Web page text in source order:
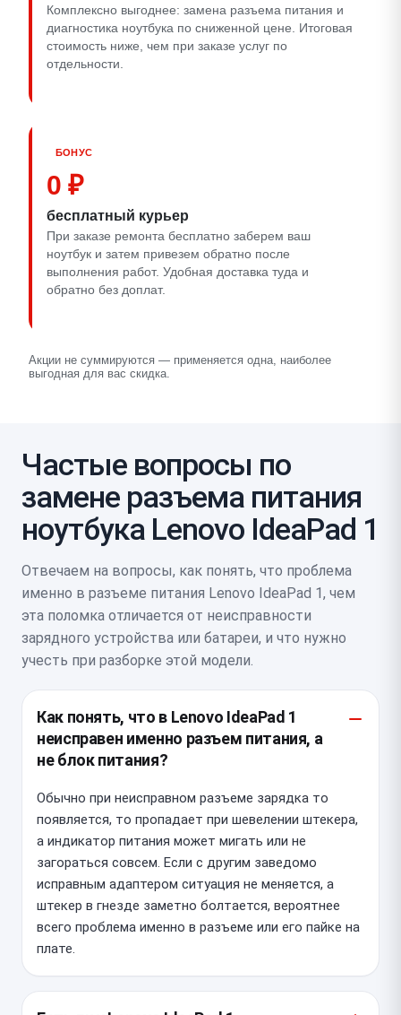
Комплексно выгоднее: замена разъема питания и
диагностика ноутбука по сниженной цене. Итоговая
стоимость ниже, чем при заказе услуг по
отдельности.
БОНУС
0 ₽
бесплатный курьер
При заказе ремонта бесплатно заберем ваш
ноутбук и затем привезем обратно после
выполнения работ. Удобная доставка туда и
обратно без доплат.
Акции не суммируются — применяется одна, наиболее
выгодная для вас скидка.
Частые вопросы по
замене разъема питания
ноутбука Lenovo IdeaPad 1
Отвечаем на вопросы, как понять, что проблема
именно в разъеме питания Lenovo IdeaPad 1, чем
эта поломка отличается от неисправности
зарядного устройства или батареи, и что нужно
учесть при разборке этой модели.
Как понять, что в Lenovo IdeaPad 1
неисправен именно разъем питания, а
не блок питания?
Обычно при неисправном разъеме зарядка то
появляется, то пропадает при шевелении штекера,
а индикатор питания может мигать или не
загораться совсем. Если с другим заведомо
исправным адаптером ситуация не меняется, а
штекер в гнезде заметно болтается, вероятнее
всего проблема именно в разъеме или его пайке на
плате.